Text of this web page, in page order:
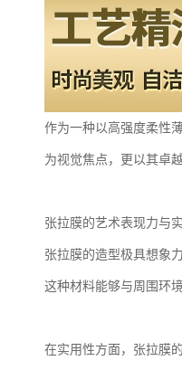
作为一种以高强度柔性
为视觉焦点，更以其卓
张拉膜的艺术表现力与
张拉膜的造型极具想象
这种材料能够与周围环
在实用性方面，张拉膜